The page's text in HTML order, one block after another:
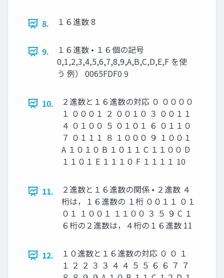
8. １６進数 8
9.
１６進数 • １６個の記号
0,1,2,3,4,5,6,7,8,9,A,B,C,D,E,F を使
う 例） 0065FDF0 9
10.
２進数と１６進数の対応 ０ ００００
１ ０００１ ２ ００１０ ３ ００１１
４ ０１００ ５ ０１０１ ６ ０１１０
７ ０１１１ ８ １０００ ９ １００１
A １０１０ B １０１１ C １１００ D
１１０１ E １１１０ F １１１１ 10
11.
２進数と１６進数の関係 • ２進数 ４
桁は，１６進数の １桁 ００１１ ０１
０１ １００１ １１００ ３ ５ ９ C １
６桁の２進数は，４桁の１６進数 11
12.
１０進数と１６進数の対応 ０ ０ １
１ ２ ２ ３ ３ ４ ４ ５ ５ ６ ６ ７ ７